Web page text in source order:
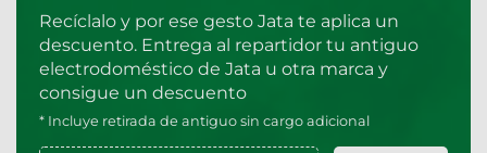
Recíclalo y por ese gesto Jata te aplica un
descuento. Entrega al repartidor tu antiguo
electrodoméstico de Jata u otra marca y
consigue un descuento
* Incluye retirada de antiguo sin cargo adicional